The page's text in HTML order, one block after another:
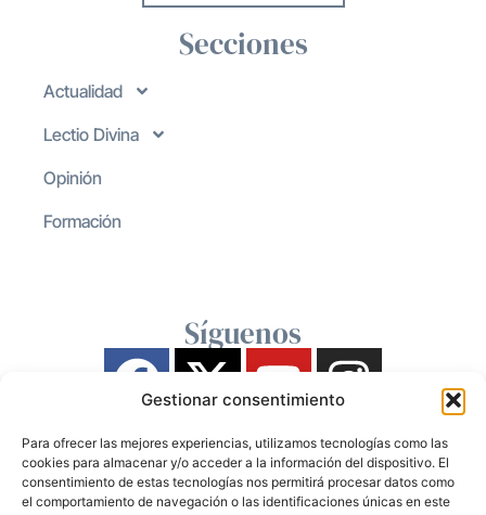
Gestionar consentimiento
Para ofrecer las mejores experiencias, utilizamos tecnologías como las
cookies para almacenar y/o acceder a la información del dispositivo. El
consentimiento de estas tecnologías nos permitirá procesar datos como
el comportamiento de navegación o las identificaciones únicas en este
Secciones
Actualidad
Lectio Divina
Opinión
Formación
Síguenos